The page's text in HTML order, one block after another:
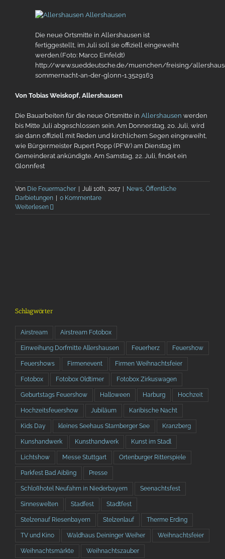
Die neue Ortsmitte in Allershausen ist
fertiggestellt, im Juli soll sie offiziell eingeweiht
werden.(Foto: Marco Einfeldt)
http://www.sueddeutsche.de/muenchen/freising/
sommernacht-an-der-glonn-1.3529163
Von Tobias Weiskopf, Allershausen
Die Bauarbeiten für die neue Ortsmitte in Allershausen werden
bis Mitte Juli abgeschlossen sein. Am Donnerstag, 20. Juli, wird
sie dann offiziell mit Reden und kirchlichem Segen eingeweiht,
wie Bürgermeister Rupert Popp (PFW) am Dienstag im
Gemeinderat ankündigte. Am Samstag, 22. Juli, findet ein
Glonnfest
Von Die Feuermacher | Juli 10th, 2017 | News, Öffentliche
Darbietungen | 0 Kommentare
Weiterlesen
Schlagwörter
Airstream Airstream Fotobox
Einweihung Dorfmitte Allershausen Feuerherz Feuershow
Feuershows Firmenevent Firmen Weihnachtsfeier
Fotobox Fotobox Oldtimer Fotobox Zirkuswagen
Geburtstags Feuershow Halloween Harburg Hochzeit
Hochzeitsfeuershow Jubiläum Karibische Nacht
Kids Day kleines Seehaus Starnberger See Kranzberg
Kunshandwerk Kunsthandwerk Kunst im Stadl
Lichtshow Messe Stuttgart Ortenburger Ritterspiele
Parkfest Bad Aibling Presse
Schloßhotel Neufahrn in Niederbayern Seenachtsfest
Sinneswelten Stadfest Stadtfest
Stelzenauf Riesenbayern Stelzenlauf Therme Erding
TV und Kino Waldhaus Deininger Weiher Weihnachtsfeier
Weihnachtsmärkte Weihnachtszauber